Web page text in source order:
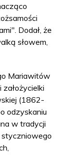
Dodał, że
słowem,
Mariawitów
założycielki
(1862-
odzyskaniu
w tradycji